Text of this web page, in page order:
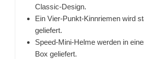
Classic-Design.
Ein Vier-Punkt-Kinnriemen wird
geliefert.
Speed-Mini-Helme werden in
Box geliefert.